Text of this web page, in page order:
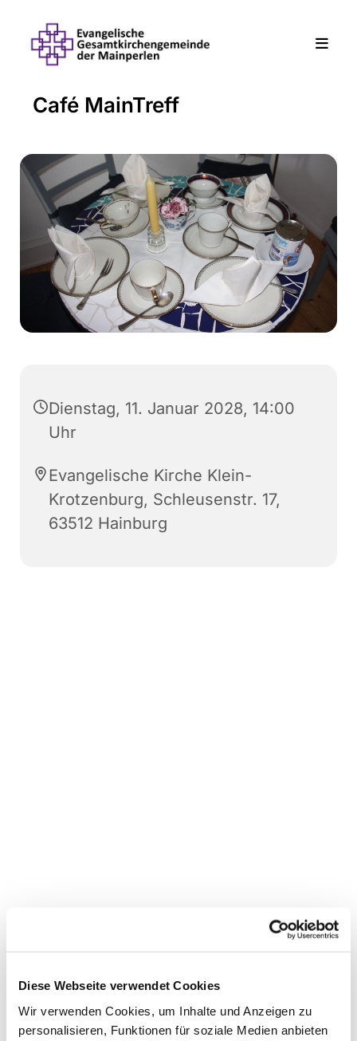
Diese Webseite verwendet Cookies
Wir verwenden Cookies, um Inhalte und Anzeigen zu
personalisieren, Funktionen für soziale Medien anbieten
Café MainTreff
Dienstag, 11. Januar 2028, 14:00
Uhr
Evangelische Kirche Klein-
Krotzenburg, Schleusenstr. 17,
63512 Hainburg
Dies könnte Sie auch
interessieren